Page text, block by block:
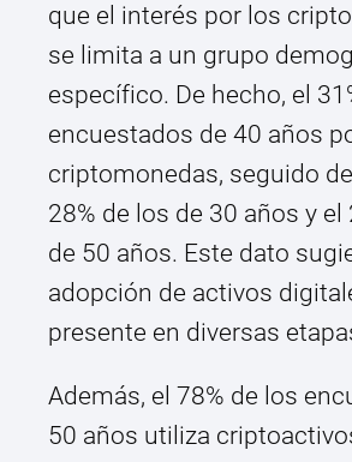
que el interés por los
se limita a un grupo
específico. De hecho, el
encuestados de 40 años
criptomonedas, seguido
28% de los de 30 años y el
de 50 años. Este dato
adopción de activos
presente en diversas
Además, el 78% de los
50 años utiliza